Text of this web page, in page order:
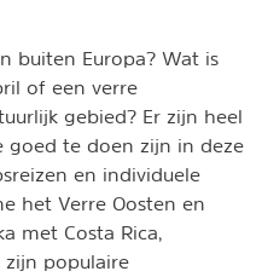
buiten Europa? Wat is
of een verre
gebied? Er zijn heel
goed te doen zijn in deze
en individuele
het Verre Oosten en
met Costa Rica,
zijn populaire